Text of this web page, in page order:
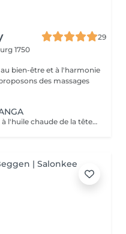
29
1750
bien-être et à l'harmonie
des massages
Massage ayurvédique ABHYANGA à l'huile chaude de la tête aux pieds C'est un massage enveloppant et relaxant aux huiles végétales chaudes et des huiles essentielles, soigneusement sélectionnées en fonction des bienfaits recherchés et pour équilibrer votre Dosha (Vata, Kapha ou Pitta). De manière générale, ce massage permet de détoxifier, revitaliser et de lutter contre le stress et le vieillissement. Lors de la séance la praticienne utilise différentes huiles précieuses auyurvediques Des huiles ayurvédique capillaires Huile Keranya Potion capillaire puissante à base de graines du Cumin Noir pour les forces des cheveux Huile Ambhring Revitaliseur aux herbes Amla et Bhringraj (pour les cheveux mous, sans vie, matures et grisonnants) Huile Nectar Rukshadi pour les cheveux secs et au cuir chevelu squameux Elixir capillaire Saromyas avec l'extrait de Lotus sacré pour les cheveux terne, sans éclat et rêches Les huiles ayurvédiques précieuses pour le visage Huile Bharanyu revitalisante au curcuma, de la racine apaisante de Manjistha, de fruit Amla et de la cannelle. Huile Saine Paraania purifiante et éclaircissante de l'arbre quinquina d'Inde avec les huiles essentielles de Gardénia, de Jasmin et de Néroli. Ces huiles sont reparties en grande quantité sur l'ensemble du corps. Du cuir chevelu aux orteils, chaque zone du corps est massée pour le libérer de toutes ses tensions. Selon l'esprit d'Abyhanga, les énergies négatives glissent sur le corps bien huilé et ne peuvent pas s'accrocher.